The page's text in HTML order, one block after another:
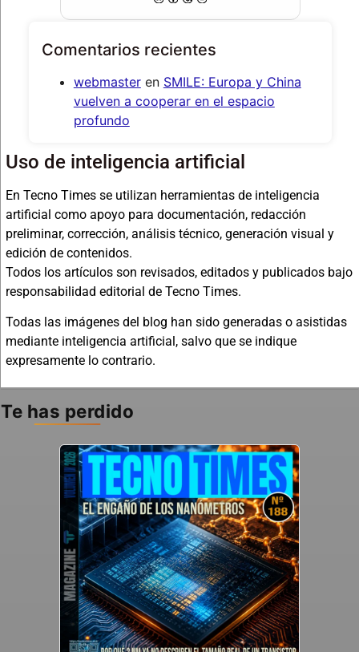
Comentarios recientes
webmasteren SMILE: Europa y China
vuelven a cooperar en el espacio
profundo
Uso de inteligencia artificial
En Tecno Times se utilizan herramientas de inteligencia
artificial como apoyo para documentación, redacción
preliminar, corrección, análisis técnico, generación visual y
edición de contenidos.
Todos los artículos son revisados, editados y publicados bajo
responsabilidad editorial de Tecno Times.
Todas las imágenes del blog han sido generadas o asistidas
mediante inteligencia artificial, salvo que se indique
expresamente lo contrario.
Te has perdido